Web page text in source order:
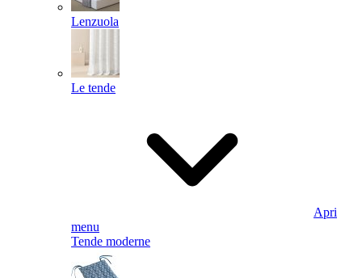
Lenzuola
Le tende
Apri
menu
Tende moderne